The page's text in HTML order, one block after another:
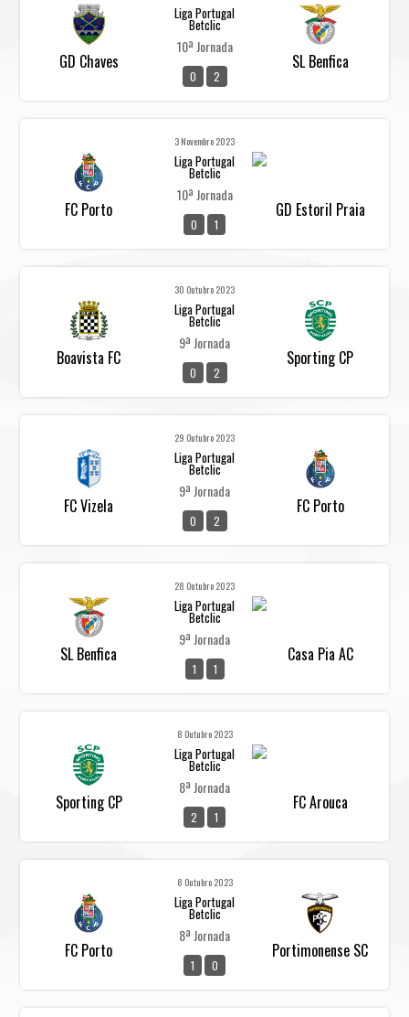
GD Chaves
Liga Portugal
Betclic
10ª Jornada
0 2
SL Benfica
FC Porto
3 Novembro 2023
Liga Portugal
Betclic
10ª Jornada
0 1
GD Estoril Praia
Boavista FC
30 Outubro 2023
Liga Portugal
Betclic
9ª Jornada
0 2
Sporting CP
FC Vizela
29 Outubro 2023
Liga Portugal
Betclic
9ª Jornada
0 2
FC Porto
SL Benfica
28 Outubro 2023
Liga Portugal
Betclic
9ª Jornada
1 1
Casa Pia AC
Sporting CP
8 Outubro 2023
Liga Portugal
Betclic
8ª Jornada
2 1
FC Arouca
FC Porto
8 Outubro 2023
Liga Portugal
Betclic
8ª Jornada
1 0
Portimonense SC